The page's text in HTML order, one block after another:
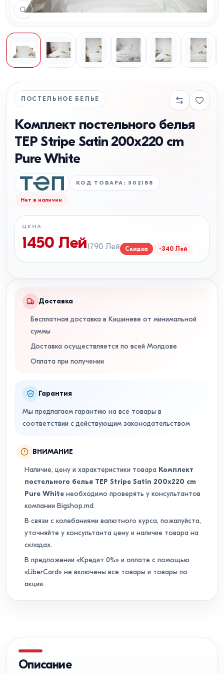
ПОСТЕЛЬНОЕ БЕЛЬЕ
Комплект постельного белья
TEP Stripe Satin 200x220 cm
Pure White
КОД ТОВАРА :302188
Нет в наличии
ЦЕНА
1450 Лей1790 Лей Скидка -340 Лей
Доставка
Бесплатная доставка в Кишиневе от минимальной
суммы
Доставка осуществляется по всей Молдове
Оплата при получении
Гарантия
Мы предлагаем гарантию на все товары в
соответствии с действующим законодательством
ВНИМАНИЕ
Наличие, цену и характеристики товара Комплект
постельного белья TEP Stripe Satin 200x220 cm
Pure White необходимо проверять у консультантов
компании Bigshop.md.
В связи с колебаниями валютного курса, пожалуйста,
уточняйте у консультанта цену и наличие товара на
складах.
В предложении «Кредит 0%» и оплате с помощью
«LiberCard» не включены все товары и товары по
акции.
Описание